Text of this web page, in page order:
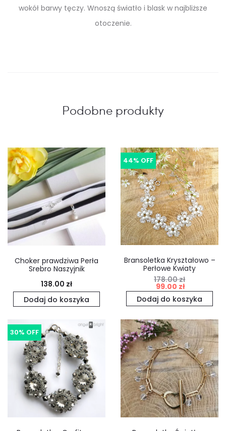
wokół barwy tęczy. Wnoszą światło i blask w najbliższe
otoczenie.
Podobne produkty
Choker prawdziwa Perła
Srebro Naszyjnik
138.00 zł
Dodaj do koszyka
44% OFF
Bransoletka Kryształowo –
Perłowe Kwiaty
178.00zł
Pierwotna
cena
178.00 zł.
99.00 zł
Aktualna
cena
99.00 zł.
Dodaj do koszyka
30% OFF